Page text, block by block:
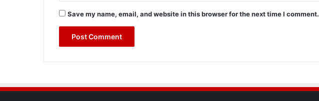
Save my name, email, and website in this browser for the next time I comment.